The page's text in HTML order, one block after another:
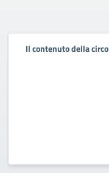
Il contenuto della